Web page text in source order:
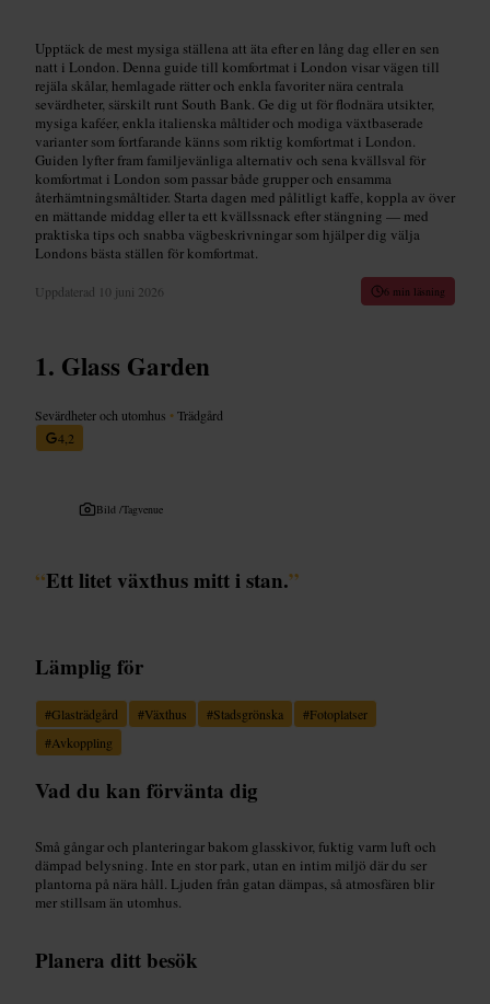
Upptäck de mest mysiga ställena att äta efter en lång dag eller en sen
natt i London. Denna guide till komfortmat i London visar vägen till
rejäla skålar, hemlagade rätter och enkla favoriter nära centrala
sevärdheter, särskilt runt South Bank. Ge dig ut för flodnära utsikter,
mysiga kaféer, enkla italienska måltider och modiga växtbaserade
varianter som fortfarande känns som riktig komfortmat i London.
Guiden lyfter fram familjevänliga alternativ och sena kvällsval för
komfortmat i London som passar både grupper och ensamma
återhämtningsmåltider. Starta dagen med pålitligt kaffe, koppla av över
en mättande middag eller ta ett kvällssnack efter stängning — med
praktiska tips och snabba vägbeskrivningar som hjälper dig välja
Londons bästa ställen för komfortmat.
Uppdaterad 10 juni 2026 6 min läsning
Glass Garden
Sevärdheter och utomhus •Trädgård
4,2
Bild /Tagvenue
“Ett litet växthus mitt i stan.”
Lämplig för
#Glasträdgård #Växthus #Stadsgrönska #Fotoplatser
#Avkoppling
Vad du kan förvänta dig
Små gångar och planteringar bakom glasskivor, fuktig varm luft och
dämpad belysning. Inte en stor park, utan en intim miljö där du ser
plantorna på nära håll. Ljuden från gatan dämpas, så atmosfären blir
mer stillsam än utomhus.
Planera ditt besök